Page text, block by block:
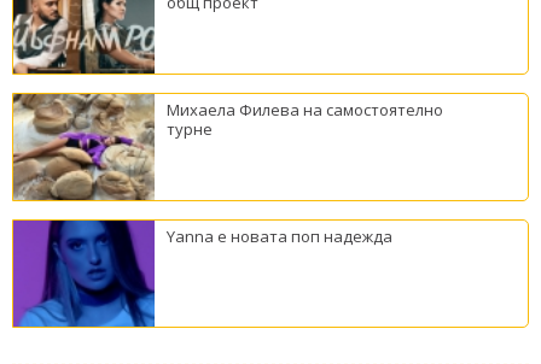
Михаела Филева на самостоятелно
турне
Yanna е новата поп надежда